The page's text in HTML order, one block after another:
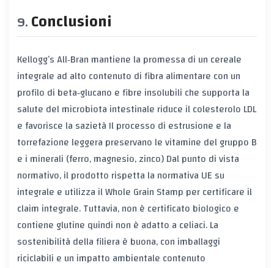
Conclusioni
Kellogg’s All‑Bran mantiene la promessa di un cereale
integrale ad alto contenuto difibra alimentare con un
profilo di beta‑glucano e fibre insolubili che supporta la
salute delmicrobiota intestinale riduce ilcolesterolo LDL
e favorisce la sazietà Ilprocesso di estrusione e la
torrefazione leggera preservano levitamine del gruppo B
e i minerali (ferro, magnesio, zinco)Dal punto di vista
normativo, il prodotto rispetta la normativa UE su
integrale e utilizza ilWhole Grain Stamp per certificare il
claim integrale. Tuttavia, non è certificato biologico e
contiene glutine quindi non è adatto a celiaci. La
sostenibilità della filiera è buona, con imballaggi
riciclabili e un impatto ambientale contenuto